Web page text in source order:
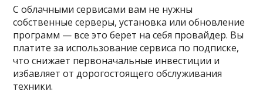
С облачными сервисами вам не нужны
собственные серверы, установка или обновление
программ — все это берет на себя провайдер. Вы
платите за использование сервиса по подписке,
что снижает первоначальные инвестиции и
избавляет от дорогостоящего обслуживания
техники.